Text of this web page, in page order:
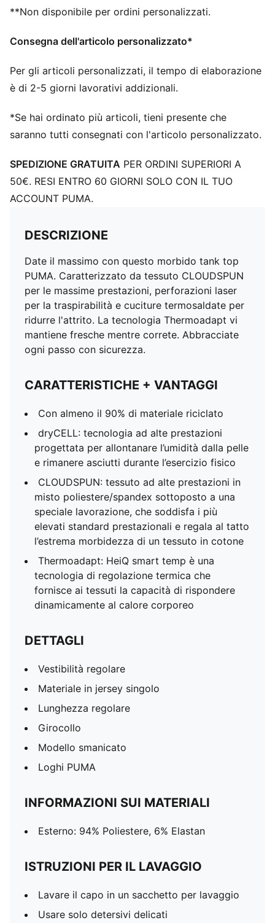
Materiale in jersey singolo
Lunghezza regolare
Girocollo
Modello smanicato
Loghi PUMA
**Non disponibile per ordini personalizzati.
Consegna dell'articolo personalizzato*
Per gli articoli personalizzati, il tempo di elaborazione
è di 2-5 giorni lavorativi addizionali.
*Se hai ordinato più articoli, tieni presente che
saranno tutti consegnati con l'articolo personalizzato.
SPEDIZIONE GRATUITA PER ORDINI SUPERIORI A
50€. RESI ENTRO 60 GIORNI SOLO CON IL TUO
ACCOUNT PUMA.
DESCRIZIONE
Date il massimo con questo morbido tank top
PUMA. Caratterizzato da tessuto CLOUDSPUN
per le massime prestazioni, perforazioni laser
per la traspirabilità e cuciture termosaldate per
ridurre l'attrito. La tecnologia Thermoadapt vi
mantiene fresche mentre correte. Abbracciate
ogni passo con sicurezza.
CARATTERISTICHE + VANTAGGI
Con almeno il 90% di materiale riciclato
dryCELL: tecnologia ad alte prestazioni
progettata per allontanare l’umidità dalla pelle
e rimanere asciutti durante l’esercizio fisico
CLOUDSPUN: tessuto ad alte prestazioni in
misto poliestere/spandex sottoposto a una
speciale lavorazione, che soddisfa i più
elevati standard prestazionali e regala al tatto
l’estrema morbidezza di un tessuto in cotone
Thermoadapt: HeiQ smart temp è una
tecnologia di regolazione termica che
fornisce ai tessuti la capacità di rispondere
dinamicamente al calore corporeo
DETTAGLI
Vestibilità regolare
Materiale in jersey singolo
Lunghezza regolare
Girocollo
Modello smanicato
Loghi PUMA
INFORMAZIONI SUI MATERIALI
Esterno: 94% Poliestere, 6% Elastan
ISTRUZIONI PER IL LAVAGGIO
Lavare il capo in un sacchetto per lavaggio
Usare solo detersivi delicati